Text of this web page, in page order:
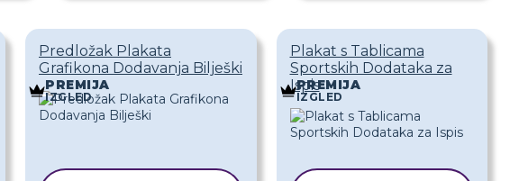
Predložak Plakata
Grafikona Dodavanja Bilješki
PREMIJA
IZGLED
Plakat s Tablicama
Sportskih Dodataka za
Ispis
PREMIJA
IZGLED